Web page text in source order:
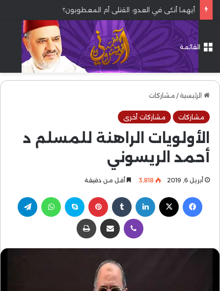
أيهما أنكى في العدو: القتلى أم المعطوبون؟
القائمة
الرئيسية/ مشاركات
مشاركات مشاركات أخرى
الأولويات الراهنة للمسلم د
أحمد الريسوني
أبريل 6, 2019 3٬818 أقل من دقيقة
فيسبوك لينكدإن بينتيريست سكايب واتساب
ڤايبر مشاركة عبر البريد طباعة